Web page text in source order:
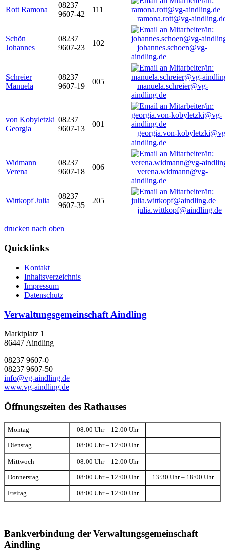
Rott Ramona
08237
9607-42
111
ramona.rott@vg-
Schön
Johannes
08237
9607-23
102
johannes.schoen@vg-
aindling.de
Schreier
Manuela
08237
9607-19
005
manuela.schreier@vg-
aindling.de
von Kobyletzki
Georgia
08237
9607-13
001
georgia.von-
aindling.de
Widmann
Verena
08237
9607-18
006
verena.widmann@vg-
aindling.de
Wittkopf Julia
08237
9607-35
205
julia.wittkopf@aindling.de
drucken nach oben
Quicklinks
Kontakt
Inhaltsverzeichnis
Impressum
Datenschutz
Verwaltungsgemeinschaft Aindling
Marktplatz 1
86447 Aindling
08237 9607-0
08237 9607-50
info@vg-aindling.de
www.vg-aindling.de
Öffnungszeiten des Rathauses
Montag 08:00 Uhr – 12:00 Uhr
Dienstag 08:00 Uhr – 12:00 Uhr
Mittwoch 08:00 Uhr – 12:00 Uhr
Donnerstag 08:00 Uhr – 12:00 Uhr 13:30 Uhr – 18:00 Uhr
Freitag 08:00 Uhr – 12:00 Uhr
Bankverbindung der Verwaltungsgemeinschaft
Aindling